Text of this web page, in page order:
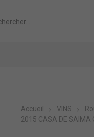
Accueil VINS
2015 CASA DE SAIMA